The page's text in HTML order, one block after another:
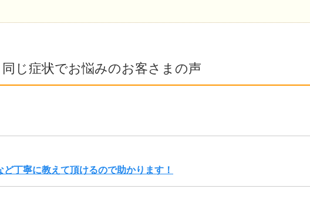
同じ症状でお悩みのお客さまの声
丁寧に教えて頂けるので助かります！